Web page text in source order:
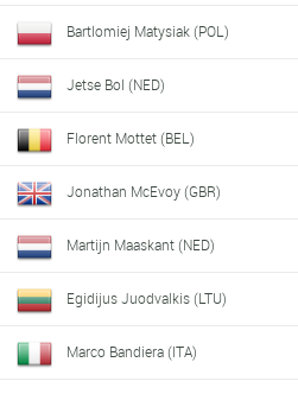
Bartlomiej Matysiak (POL)
Jetse Bol (NED)
Florent Mottet (BEL)
Jonathan McEvoy (GBR)
Martijn Maaskant (NED)
Egidijus Juodvalkis (LTU)
Marco Bandiera (ITA)